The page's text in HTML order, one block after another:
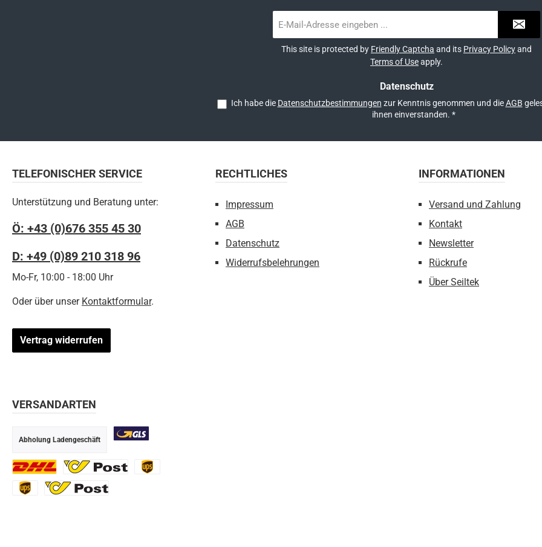
Mail-
This site is protected by Friendly Captcha and its Privacy Policyand
Terms of Useapply.
Datenschutz
Ich habe die Datenschutzbestimmungen zur Kenntnis genommen und dieAGB
ihnen einverstanden. *
TELEFONISCHER SERVICE
Unterstützung und Beratung unter:
Ö: +43 (0)676 355 45 30
D: +49 (0)89 210 318 96
Mo-Fr, 10:00 - 18:00 Uhr
Oder über unser Kontaktformular.
Vertrag widerrufen
RECHTLICHES
Impressum
AGB
Datenschutz
Widerrufsbelehrungen
INFORMATIONEN
Versand und Zahlung
Kontakt
Newsletter
Rückrufe
Über Seiltek
VERSANDARTEN
Abholung Ladengeschäft
DHL Ö-Post